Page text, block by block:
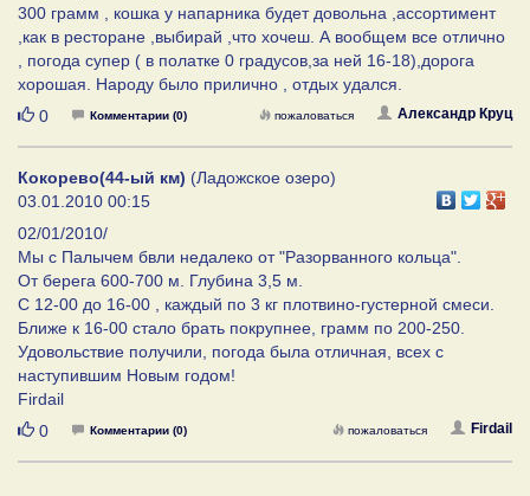
300 грамм , кошка у напарника будет довольна ,ассортимент
,как в ресторане ,выбирай ,что хочеш. А вообщем все отлично
, погода супер ( в полатке 0 градусов,за ней 16-18),дорога
хорошая. Народу было прилично , отдых удался.
Нравится
0 Комментарии (0) Александр Круц
пожаловаться
Кокорево(44-ый км) (Ладожское озеро)
03.01.2010 00:15
02/01/2010/
Мы с Палычем бвли недалеко от "Разорванного кольца".
От берега 600-700 м. Глубина 3,5 м.
С 12-00 до 16-00 , каждый по 3 кг плотвино-густерной смеси.
Ближе к 16-00 стало брать покрупнее, грамм по 200-250.
Удовольствие получили, погода была отличная, всех с
наступившим Новым годом!
Firdail
Нравится
0 Комментарии (0) Firdail
пожаловаться